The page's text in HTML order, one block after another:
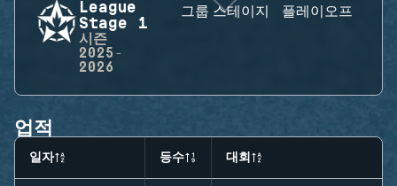
League
Stage 1
시즌
2025-
2026
그룹 스테이지 플레이오프
업적
일자 등수 대회